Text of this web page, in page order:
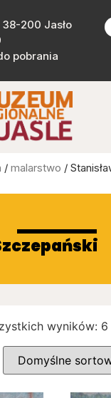
38-200 Jasło
pobrania
/ malarstwo /
wyników: 6